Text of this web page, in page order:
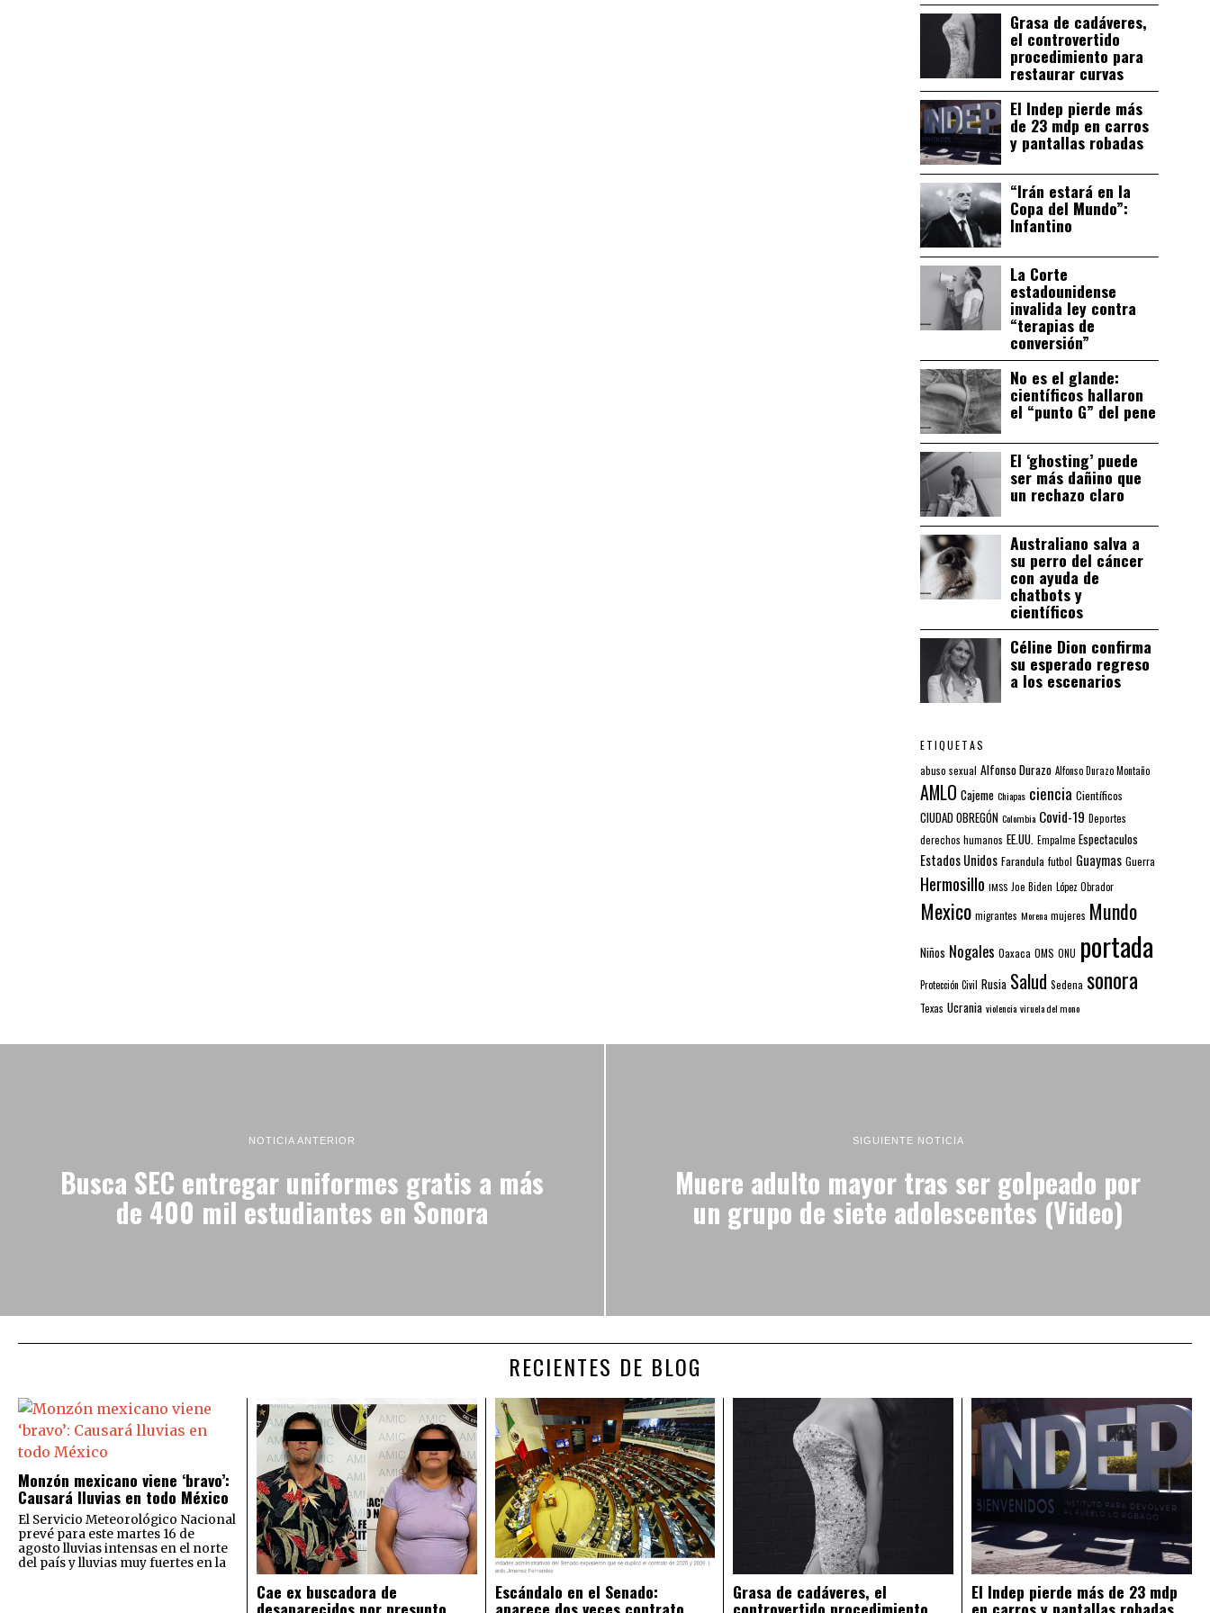
Grasa de cadáveres,
el controvertido
procedimiento para
restaurar curvas
El Indep pierde más
de 23 mdp en carros
y pantallas robadas
“Irán estará en la
Copa del Mundo”:
Infantino
La Corte
estadounidense
invalida ley contra
“terapias de
conversión”
No es el glande:
científicos hallaron
el “punto G” del pene
El ‘ghosting’ puede
ser más dañino que
un rechazo claro
Australiano salva a
su perro del cáncer
con ayuda de
chatbots y
científicos
Céline Dion confirma
su esperado regreso
a los escenarios
ETIQUETAS
abuso sexual Alfonso Durazo Alfonso Durazo Montaño
AMLO Cajeme Chiapas ciencia Científicos
CIUDAD OBREGÓN Colombia Covid-19 Deportes
derechos humanos EE.UU. Empalme Espectaculos
Estados Unidos Farandula futbol Guaymas Guerra
Hermosillo IMSS Joe Biden López Obrador
Mexico migrantes Morena mujeres Mundo
Niños Nogales Oaxaca OMS ONU portada
Protección Civil Rusia Salud Sedena sonora
Texas Ucrania violencia viruela del mono
NOTICIA ANTERIOR
Busca SEC entregar uniformes gratis a más
de 400 mil estudiantes en Sonora
SIGUIENTE NOTICIA
Muere adulto mayor tras ser golpeado por
un grupo de siete adolescentes (Video)
RECIENTES DE BLOG
Monzón mexicano viene ‘bravo’:
Causará lluvias en todo México
El Servicio Meteorológico Nacional
prevé para este martes 16 de
agosto lluvias intensas en el norte
del país y lluvias muy fuertes en la
Cae ex buscadora de
desaparecidos por presunto
Escándalo en el Senado:
aparece dos veces contrato
Grasa de cadáveres, el
controvertido procedimiento
El Indep pierde más de 23 mdp
en carros y pantallas robadas